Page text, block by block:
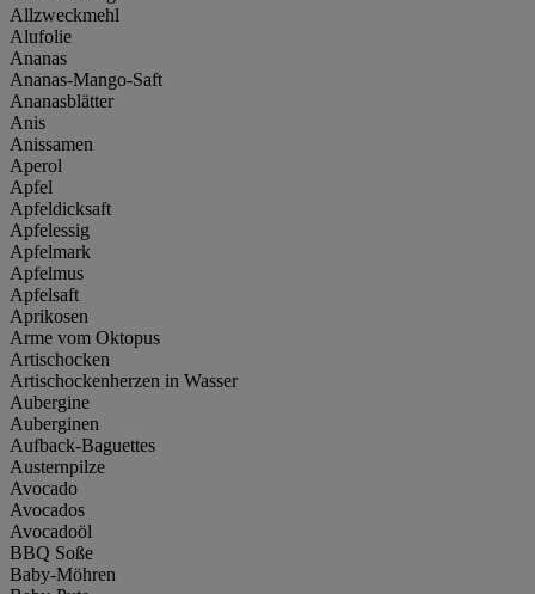
Allzweckmehl
Alufolie
Ananas
Ananas-Mango-Saft
Ananasblätter
Anis
Anissamen
Aperol
Apfel
Apfeldicksaft
Apfelessig
Apfelmark
Apfelmus
Apfelsaft
Aprikosen
Arme vom Oktopus
Artischocken
Artischockenherzen in Wasser
Aubergine
Auberginen
Aufback-Baguettes
Austernpilze
Avocado
Avocados
Avocadoöl
BBQ Soße
Baby-Möhren